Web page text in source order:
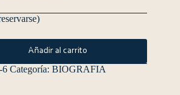
Añadir al carrito
6 Categoría: BIOGRAFIA